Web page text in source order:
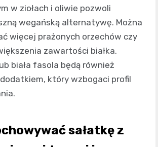
w ziołach i oliwie pozwoli
wegańską alternatywę. Można
więcej prażonych orzechów czy
zawartości białka.
biała fasola będą również
który wzbogaci profil
sałatkę z